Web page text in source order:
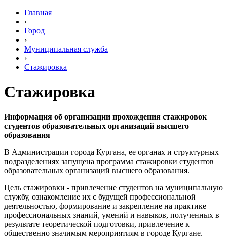
Главная
›
Город
›
Муниципальная служба
›
Стажировка
Стажировка
Информация об организации прохождения стажировок
студентов образовательных организаций высшего
образования
В Администрации города Кургана, ее органах и структурных
подразделениях запущена программа стажировки студентов
образовательных организаций высшего образования.
Цель стажировки - привлечение студентов на муниципальную
службу, ознакомление их с будущей профессиональной
деятельностью, формирование и закрепление на практике
профессиональных знаний, умений и навыков, полученных в
результате теоретической подготовки, привлечение к
общественно значимым мероприятиям в городе Кургане.